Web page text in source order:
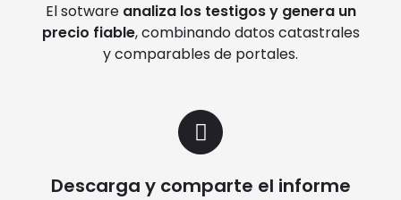
El sotware analiza los testigos y genera un
precio fiable, combinando datos catastrales
y comparables de portales.
Descarga y comparte el informe